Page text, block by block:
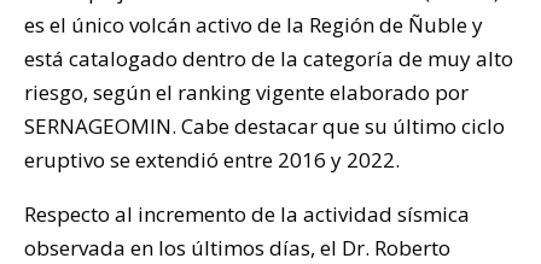
es el único volcán activo de la Región de Ñuble y
está catalogado dentro de la categoría de muy alto
riesgo, según el ranking vigente elaborado por
SERNAGEOMIN. Cabe destacar que su último ciclo
eruptivo se extendió entre 2016 y 2022.
Respecto al incremento de la actividad sísmica
observada en los últimos días, el Dr. Roberto